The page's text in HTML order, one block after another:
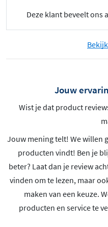
Deze klant beveelt ons
Jouw
Wist je dat product
Jouw mening telt! We willen
producten vindt! Ben je
beter? Laat dan je review
vinden om te lezen, maar
maken van een keuze.
producten en service te